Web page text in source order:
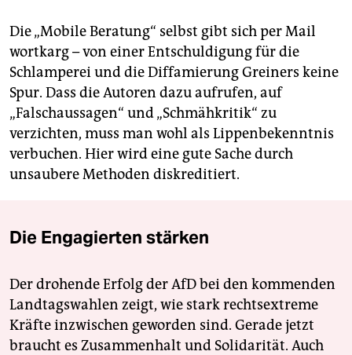
Die „Mobile Beratung“ selbst gibt sich per Mail
wortkarg – von einer Entschuldigung für die
Schlamperei und die Diffamierung Greiners keine
Spur. Dass die Autoren dazu aufrufen, auf
„Falschaussagen“ und „Schmähkritik“ zu
verzichten, muss man wohl als Lippenbekenntnis
verbuchen. Hier wird eine gute Sache durch
unsaubere Methoden diskreditiert.
Die Engagierten stärken
Der drohende Erfolg der AfD bei den kommenden
Landtagswahlen zeigt, wie stark rechtsextreme
Kräfte inzwischen geworden sind. Gerade jetzt
braucht es Zusammenhalt und Solidarität. Auch